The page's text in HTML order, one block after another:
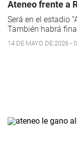
Ateneo frente a
Será en el estadio
También habrá
14 DE MAYO DE 2026 -